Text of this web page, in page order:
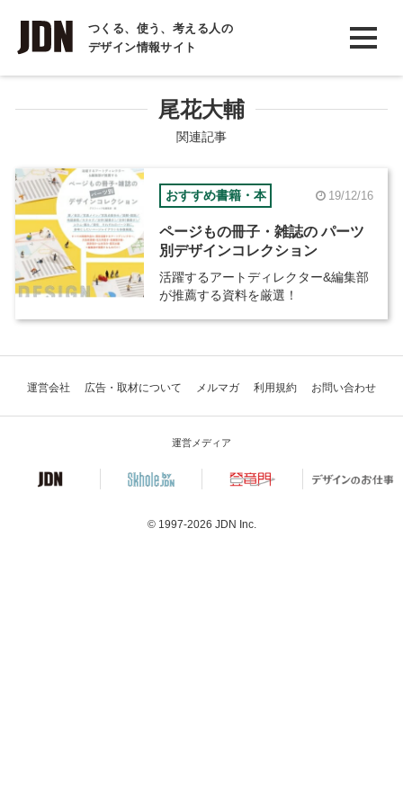
つくる、使う、考える人の
デザイン情報サイト
INTERVIEW
インタビュー
COLUMN
コラム
尾花大輔
関連記事
おすすめ書籍・本 19/12/16
ページもの冊子・雑誌の パーツ
別デザインコレクション
活躍するアートディレクター&編集部
が推薦する資料を厳選！
運営会社 広告・取材について メルマガ 利用規約 お問い合わせ
運営メディア
© 1997-2026 JDN Inc.